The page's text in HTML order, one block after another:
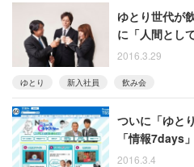
ゆとり世代が
に「人間とし
値云々言われ
2016.3.29
ゆとり 新入社員 飲み会
ついに「ゆと
「情報7days
にスタジオ困惑
2016.3.4